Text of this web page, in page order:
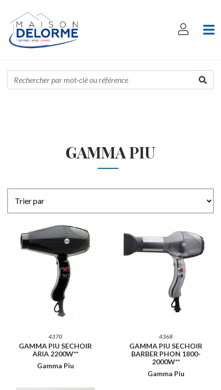
GAMMA PIU
4370
GAMMA PIU SECHOIR
ARIA 2200W**
Gamma Piu
4368
GAMMA PIU SECHOIR
BARBER PHON 1800-
2000W**
Gamma Piu